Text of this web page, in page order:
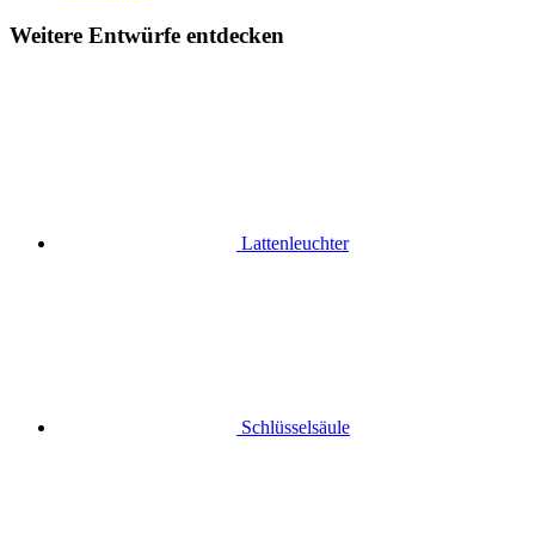
Weitere Entwürfe entdecken
Lattenleuchter
Schlüsselsäule